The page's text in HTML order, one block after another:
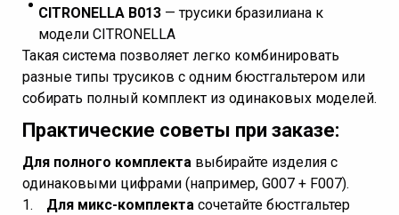
CITRONELLA B013 — трусики бразилиана к
модели CITRONELLA
Такая система позволяет легко комбинировать
разные типы трусиков с одним бюстгальтером или
собирать полный комплект из одинаковых моделей.
Практические советы при заказе:
Для полного комплекта выбирайте изделия с
одинаковыми цифрами (например, G007 + F007).
Для микс-комплекта сочетайте бюстгальтер